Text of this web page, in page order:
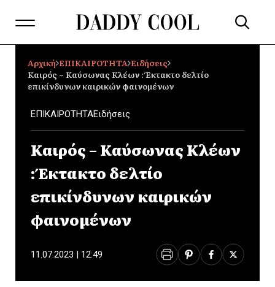
Αρχική ΕΠΙΚΑΙΡΟΤΗΤΑ Ειδήσεις
Καιρός – Καύσωνας Κλέων : Έκτακτο δελτίο
επικίνδυνων καιρικών φαινομένων
ΕΠΙΚΑΙΡΟΤΗΤΑΕιδήσεις
Καιρός – Καύσωνας Κλέων
: Έκτακτο δελτίο
επικίνδυνων καιρικών
φαινομένων
11.07.2023 | 12:49